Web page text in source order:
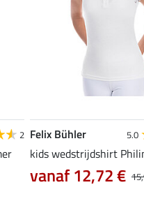
2 Felix Bühler 5.0
kids wedstrijdshirt
vanaf 12,72 €